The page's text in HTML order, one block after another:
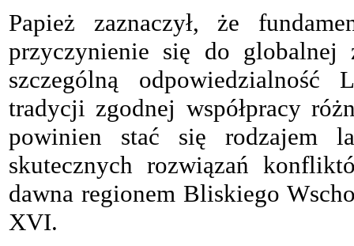
Papież zaznaczył, że
przyczynienie się do globalnej
szczególną odpowiedzialność
tradycji zgodnej współpracy
powinien stać się rodzajem
skutecznych rozwiązań
dawna regionem Bliskiego
XVI.